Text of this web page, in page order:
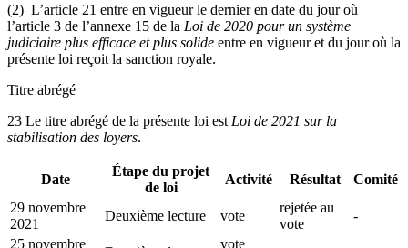
(2) L’article 21 entre en vigueur le dernier en date du jour où
l’article 3 de l’annexe 15 de la Loi de 2020 pour un système
judiciaire plus efficace et plus solide entre en vigueur et du jour où la
présente loi reçoit la sanction royale.
Titre abrégé
23 Le titre abrégé de la présente loi est Loi de 2021 sur la
stabilisation des loyers.
Date
Étape du projet
de loi
Activité Résultat
Comité
29 novembre
2021
Deuxième lecture vote
rejetée au
vote
-
25 novembre
vote